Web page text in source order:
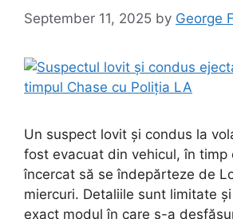
September 11, 2025 by George
Un suspect lovit și condus la
fost evacuat din vehicul, în timp
încercat să se îndepărteze de
miercuri. Detaliile sunt limitate
exact modul în care s-a